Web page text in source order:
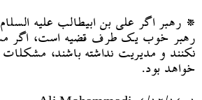
* رهبر اگر علی بن ابیطالب علیه
رهبر خوب یک طرف قضیه است، اگر
نکنند و مدیریت نداشته باشند، مشکلات
خواهد بود.